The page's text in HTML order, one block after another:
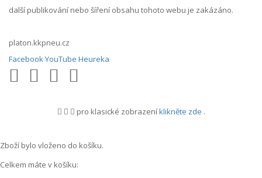
další publikování nebo šíření obsahu tohoto webu je zakázáno.
platon.kkpneu.cz
FacebookYouTube Heureka
pro klasické zobrazeníklikněte zde .
Zboží bylo vloženo do košíku.
Celkem máte v košíku: